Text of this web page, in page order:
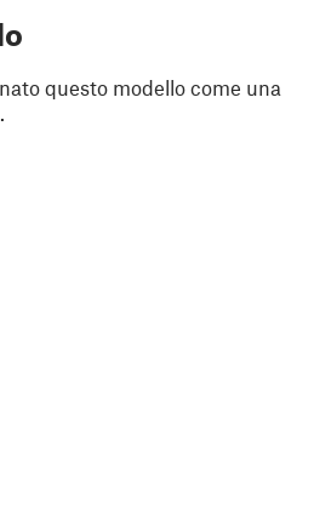
questo modello come una